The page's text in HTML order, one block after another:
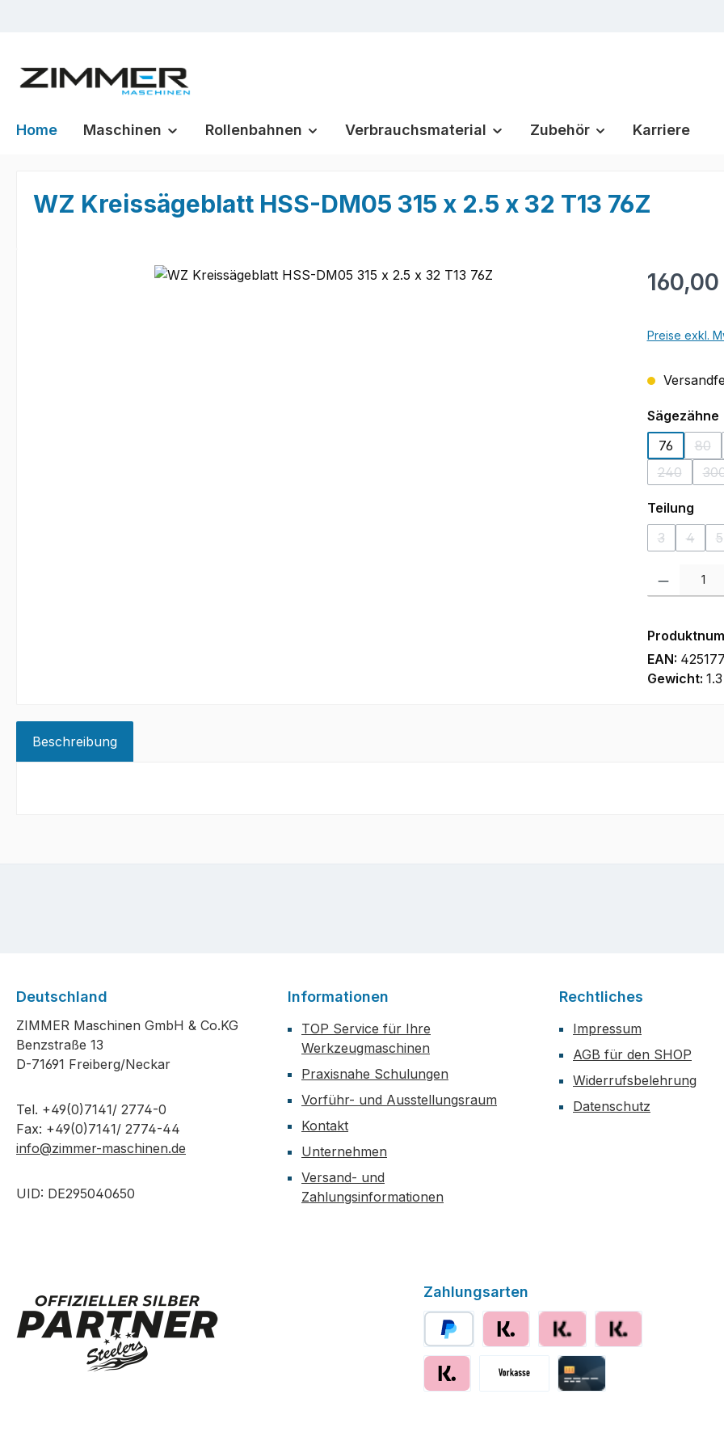
Home Maschinen Rollenbahnen Verbrauchsmaterial Zubehör Karriere
WZ Kreissägeblatt HSS-DM05 315 x 2.5 x 32 T13 76Z
Bildergalerie überspringen Regulärer
Preise exkl.
Sägezähne
76
80
240
(Diese
Teilung
3
(Diese
4 5
Produkt
EAN:
Gewicht:
Beschreibung
Informationen
TOP Service für Ihre
Werkzeugmaschinen
Praxisnahe Schulungen
Vorführ- und Ausstellungsraum
Kontakt
Unternehmen
Versand- und
Zahlungsinformationen
Rechtliches
Impressum
AGB für den SHOP
Widerrufsbelehrung
Datenschutz
Zahlungsarten
PayPal Klarna Ratenzahlung
Klarna Rechnung
Deutschland
ZIMMER Maschinen GmbH & Co.KG
Benzstraße 13
D-71691 Freiberg/Neckar
Tel. +49(0)7141/ 2774-0
Fax: +49(0)7141/ 2774-44
info@zimmer-maschinen.de
UID: DE295040650